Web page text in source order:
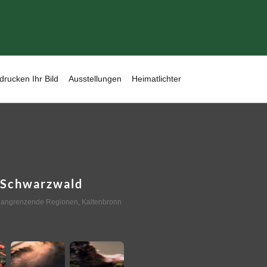
Ihr Bild Ausstellungen Heimatlichter
Regionen, Kaltenbronn